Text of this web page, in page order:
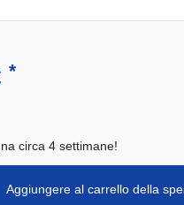
*
circa 4 settimane!
Aggiungere al carrello della